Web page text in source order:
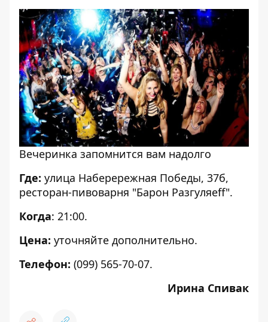
Вечеринка запомнится вам надолго
Где: улица Наберережная Победы, 37б,
ресторан-пивоварня "Барон Разгуляеff".
Когда: 21:00.
Цена: уточняйте дополнительно.
Телефон: (099) 565-70-07.
Ирина Спивак